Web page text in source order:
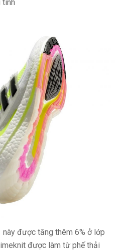
tính
được tăng thêm 6% ở lớp
được làm từ phế thải